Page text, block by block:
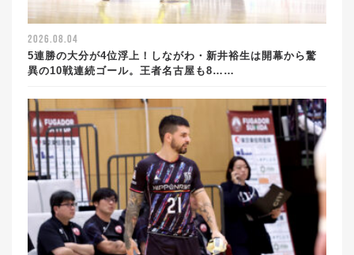
2026.08.04
5連勝の大分が4位浮上！しながわ・新井裕生は開幕から驚
異の10戦連続ゴール。王者名古屋も8……